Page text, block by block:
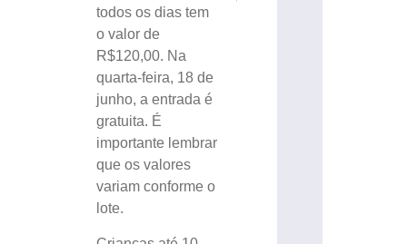
todos os dias tem
o valor de
R$120,00. Na
quarta-feira, 18 de
junho, a entrada é
gratuita. É
importante lembrar
que os valores
variam conforme o
lote.